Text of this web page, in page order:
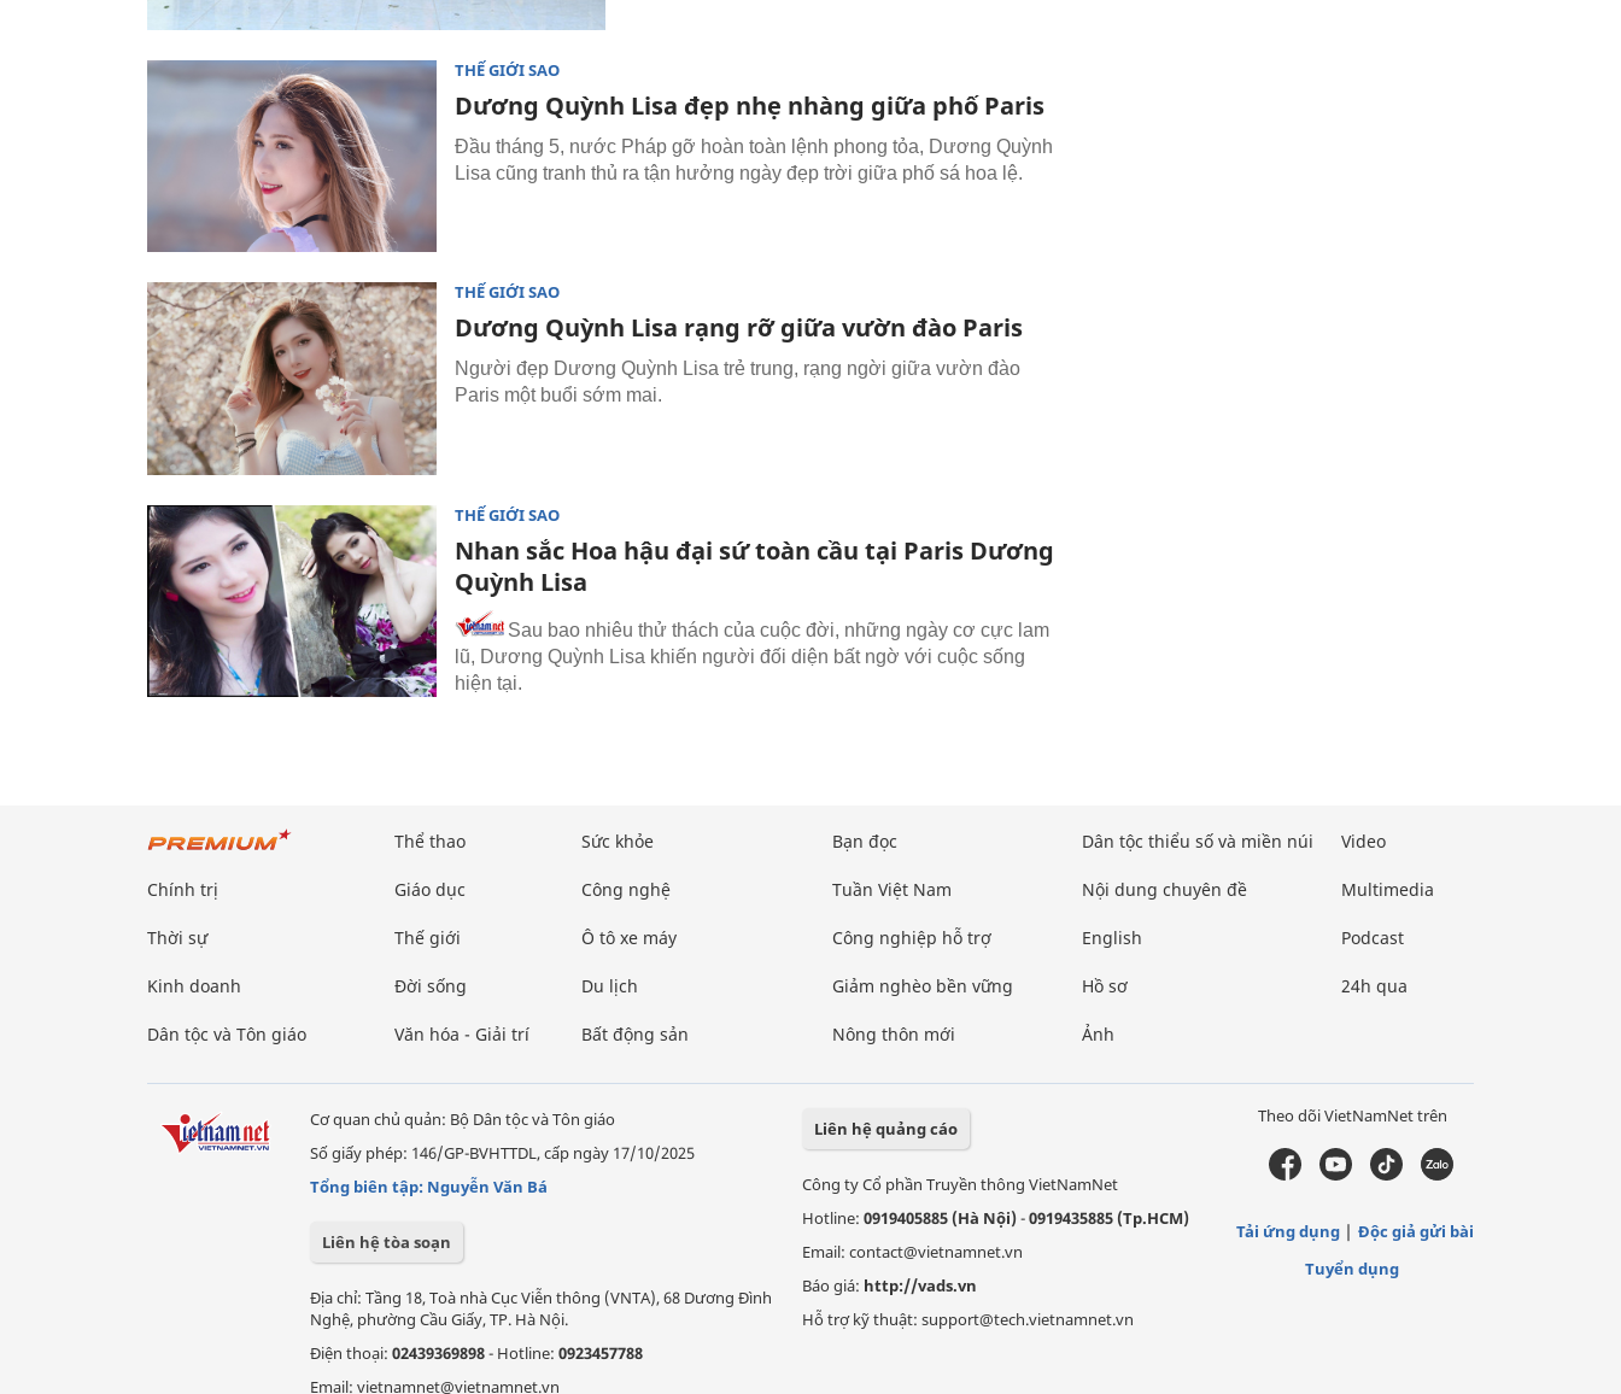
THẾ GIỚI SAO
Dương Quỳnh Lisa đẹp nhẹ nhàng giữa phố Paris
Đầu tháng 5, nước Pháp gỡ hoàn toàn lệnh phong tỏa, Dương Quỳnh
Lisa cũng tranh thủ ra tận hưởng ngày đẹp trời giữa phố sá hoa lệ.
THẾ GIỚI SAO
Dương Quỳnh Lisa rạng rỡ giữa vườn đào Paris
Người đẹp Dương Quỳnh Lisa trẻ trung, rạng ngời giữa vườn đào
Paris một buổi sớm mai.
THẾ GIỚI SAO
Nhan sắc Hoa hậu đại sứ toàn cầu tại Paris Dương
Quỳnh Lisa
Sau bao nhiêu thử thách của cuộc đời, những ngày cơ cực lam
lũ, Dương Quỳnh Lisa khiến người đối diện bất ngờ với cuộc sống
hiện tại.
Chính trị
Thời sự
Kinh doanh
Dân tộc và Tôn giáo
Thể thao
Giáo dục
Thế giới
Đời sống
Văn hóa - Giải trí
Sức khỏe
Công nghệ
Ô tô xe máy
Du lịch
Bất động sản
Bạn đọc
Tuần Việt Nam
Công nghiệp hỗ trợ
Giảm nghèo bền vững
Nông thôn mới
Dân tộc thiểu số và miền núi
Nội dung chuyên đề
English
Hồ sơ
Ảnh
Video
Multimedia
Podcast
24h qua
Cơ quan chủ quản: Bộ Dân tộc và Tôn giáo
Số giấy phép: 146/GP-BVHTTDL, cấp ngày 17/10/2025
Tổng biên tập: Nguyễn Văn Bá
Liên hệ tòa soạn
Địa chỉ: Tầng 18, Toà nhà Cục Viễn thông (VNTA), 68 Dương Đình
Nghệ, phường Cầu Giấy, TP. Hà Nội.
Điện thoại: 02439369898- Hotline: 0923457788
Email: vietnamnet@vietnamnet.vn
Liên hệ quảng cáo
Công ty Cổ phần Truyền thông VietNamNet
Hotline: 0919405885 (Hà Nội)-0919435885 (Tp.HCM)
Email: contact@vietnamnet.vn
Báo giá: http://vads.vn
Hỗ trợ kỹ thuật: support@tech.vietnamnet.vn
Theo dõi VietNamNet trên
Tải ứng dụng
Độc giả gửi bài
Tuyển dụng